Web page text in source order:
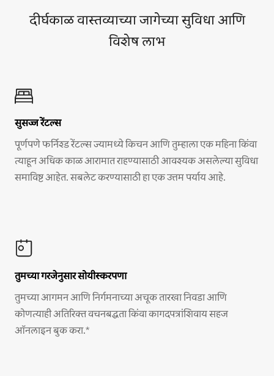
दीर्घकाळ वास्तव्याच्या जागेच्या सुविधा आणि
विशेष लाभ
सुसज्ज रेंटल्स
पूर्णपणे फर्निश्ड रेंटल्स ज्यामध्ये किचन आणि तुम्हाला एक महिना किंवा
त्याहून अधिक काळ आरामात राहण्यासाठी आवश्यक असलेल्या सुविधा
समाविष्ट आहेत. सबलेट करण्यासाठी हा एक उत्तम पर्याय आहे.
तुमच्या गरजेनुसार सोयीस्करपणा
तुमच्या आगमन आणि निर्गमनाच्या अचूक तारखा निवडा आणि
कोणत्याही अतिरिक्त वचनबद्धता किंवा कागदपत्रांशिवाय सहज
ऑनलाइन बुक करा.*